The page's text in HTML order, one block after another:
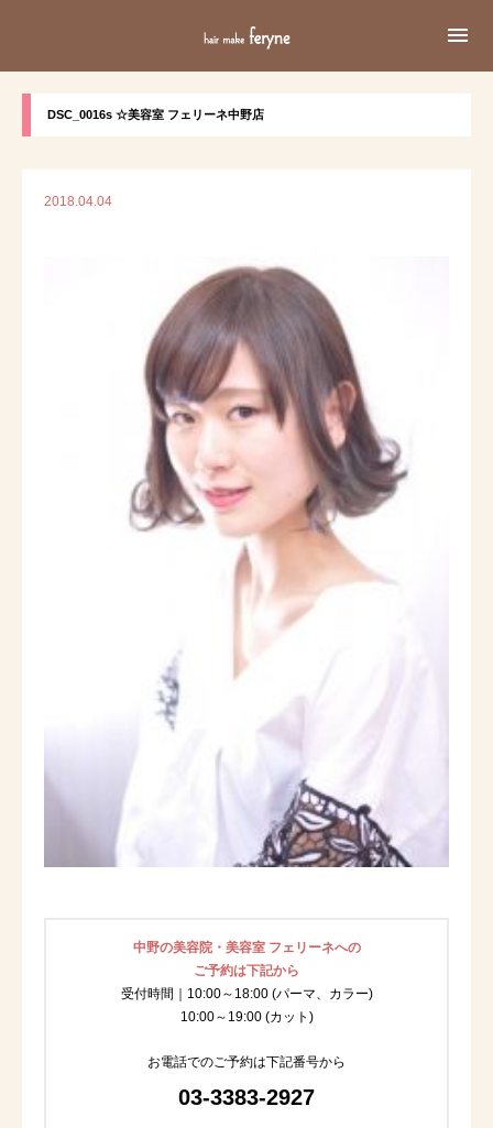

DSC_0016s ☆美容室 フェリーネ中野店
2018.04.04
中野の美容院・美容室 フェリーネへの
ご予約は下記から
受付時間｜10:00～18:00 (パーマ、カラー)
10:00～19:00 (カット)
お電話でのご予約は下記番号から
03-3383-2927